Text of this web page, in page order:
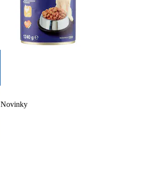
Novinky